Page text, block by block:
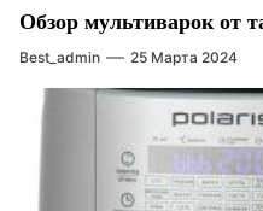
Обзор мультиварок от
Best_admin 25 Марта 2024